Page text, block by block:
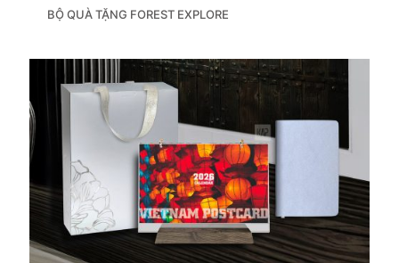
BỘ QUÀ TẶNG FOREST EXPLORE